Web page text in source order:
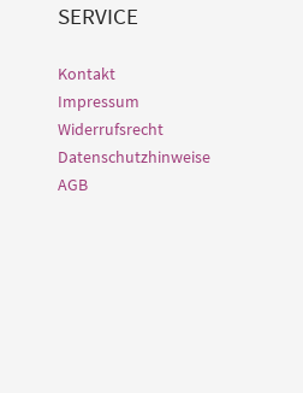
SERVICE
Kontakt
Impressum
Widerrufsrecht
Datenschutzhinweise
AGB